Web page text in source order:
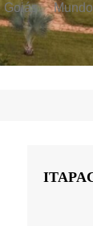
Goiás Mundo